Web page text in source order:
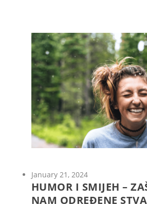
January 21, 2024
HUMOR I SMIJEH –
NAM ODREĐENE